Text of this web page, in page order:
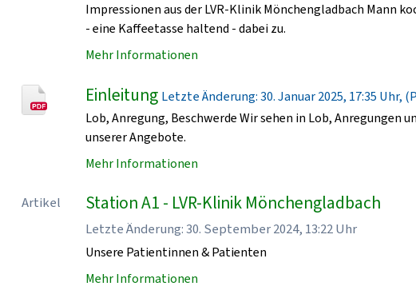
Impressionen aus der LVR-Klinik Mönchengladbach Mann
- eine Kaffeetasse haltend - dabei zu.
Mehr Informationen
Einleitung Letzte Änderung: 30. Januar 2025, 17:35 Uhr,
Lob, Anregung, Beschwerde Wir sehen in Lob, Anregungen
unserer Angebote.
Mehr Informationen
Artikel Station A1 - LVR-Klinik Mönchengladbach
Letzte Änderung: 30. September 2024, 13:22 Uhr
Unsere Patientinnen & Patienten
Mehr Informationen